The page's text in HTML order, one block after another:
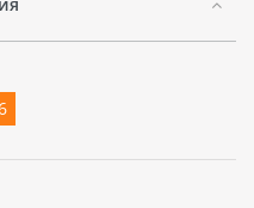
местного
Здесь можно
такими как серфинг,
активный отдых.